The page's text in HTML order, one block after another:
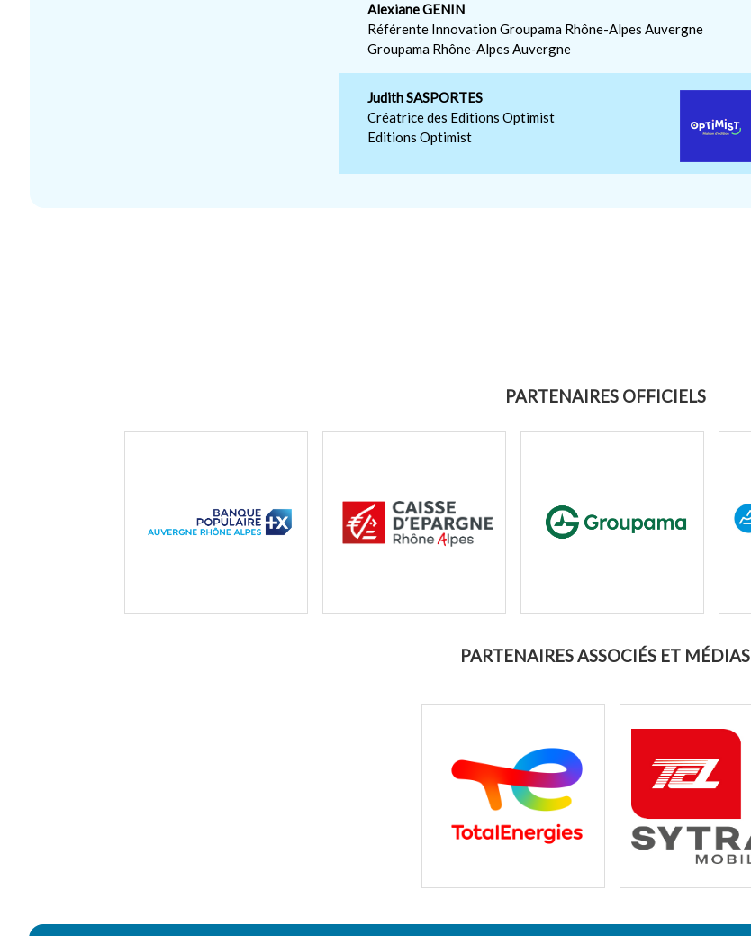
Alexiane GENIN
Référente Innovation Groupama Rhône-Alpes Auvergne
Groupama Rhône-Alpes Auvergne
Judith SASPORTES
Créatrice des Editions Optimist
Editions Optimist
PARTENAIRES OFFICIELS
PARTENAIRES ASSOCIÉS ET MÉDIAS